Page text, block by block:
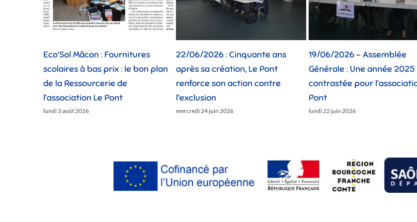
Mâcon : Fournitures
à bas prix : le bon plan
de
Le Pont
22/06/2026 : Cinquante ans
après sa création, Le Pont
renforce son action contre
l’exclusion
19/06/2026 – Assemblée
Générale : Une année 2025
contrastée pour l’association Le
12/06/2026
Challenge